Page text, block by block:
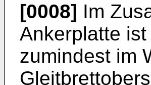
[0008] Im
Ankerplatte
zumindest im